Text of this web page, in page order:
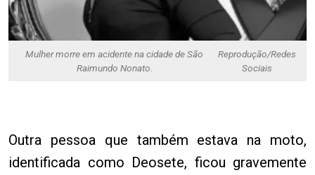
Mulher morre em acidente na cidade de São
Raimundo Nonato.
Reprodução/Redes
Sociais
Outra pessoa que também estava na moto,
identificada como Deosete, ficou gravemente